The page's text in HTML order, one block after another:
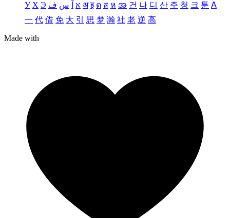
У Х Э א س ف अ इ ต ส ห အ 건 나 디 산 주 청 크 툰 ꓮ
一 代 借 免 大 引 思 梦 瀚 社 老 逆 高
Made with